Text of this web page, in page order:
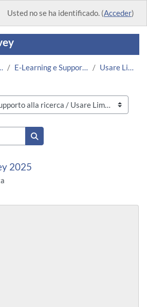
Usted no se ha identificado. (Acceder)
ICT E-Learning e Supporto alla ricerca Usare LimeSurvey
Buscar cursos
2025